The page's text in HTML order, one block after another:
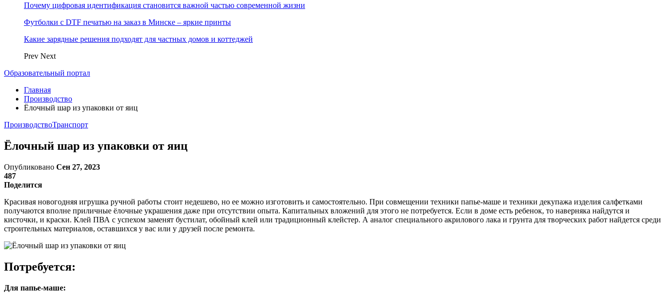
Почему цифровая идентификация становится важной частью современной жизни
Футболки с DTF печатью на заказ в Минске – яркие принты
Какие зарядные решения подходят для частных домов и коттеджей
Prev Next
Образовательный портал
Главная
Производство
Ёлочный шар из упаковки от яиц
ПроизводствоТранспорт
Ёлочный шар из упаковки от яиц
Опубликовано Сен 27, 2023
487
Поделится
Красивая новогодняя игрушка ручной работы стоит недешево, но ее можно изготовить и самостоятельно. При совмещении техники папье-маше и техники декупажа изделия салфетками
получаются вполне приличные ёлочные украшения даже при отсутствии опыта. Капитальных вложений для этого не потребуется. Если в доме есть ребенок, то наверняка найдутся и
кисточки, и краски. Клей ПВА с успехом заменят бустилат, обойный клей или традиционный клейстер. А аналог специального акрилового лака и грунта для творческих работ найдется среди
строительных материалов, оставшихся у вас или у друзей после ремонта.
Потребуется:
Для папье-маше: